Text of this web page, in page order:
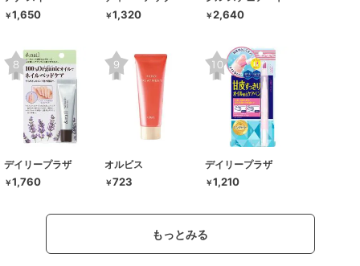
￥1,650 ￥1,320 ￥2,640
デイリープラザ
￥1,760
オルビス
￥723
デイリープラザ
￥1,210
もっとみる